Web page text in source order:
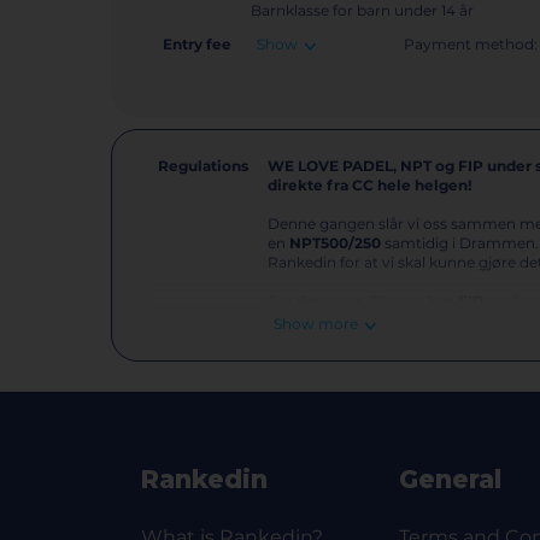
Barnklasse for barn under 14 år
Entry fee
Show Payment method:
Regulations
WE LOVE PADEL, NPT og FIP
direkte fra CC hele helgen!
Denne gangen slår vi oss sammen
en NPT500/250 samtidig i
Rankedin for at vi skal kunne gjøre
store navn til Norge og spiller for
Gled dere til det neste turnering av
for forskjellige nivåer. 🚀
Kostnaden per spiller er 600 NOK.
I tillegg til minimum 3 kamper
Show more
Rankedin General